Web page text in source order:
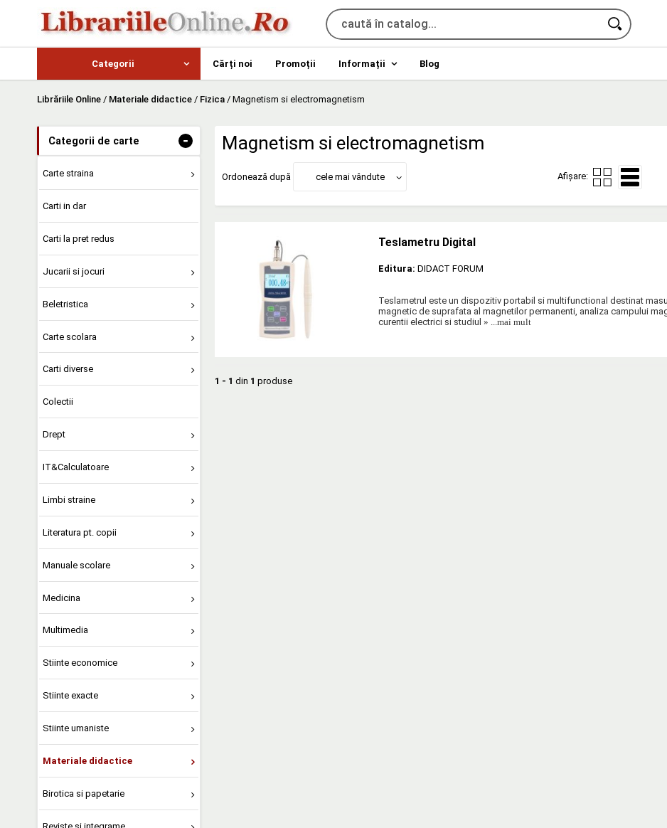
Categorii Cărți noi Promoții Informații Blog
Librăriile Online / Materiale didactice / Fizica / Magnetism si electromagnetism
Categorii de carte -
Carte straina
Carti in dar
Carti la pret redus
Jucarii si jocuri
Beletristica
Carte scolara
Carti diverse
Colectii
Drept
IT&Calculatoare
Limbi straine
Literatura pt. copii
Manuale scolare
Medicina
Multimedia
Stiinte economice
Stiinte exacte
Stiinte umaniste
Materiale didactice
Birotica si papetarie
Magnetism si electromagnetism
Ordonează după cele mai vândute Afișare:
Teslametru Digital
Editura: DIDACT FORUM
Teslametrul este un dispozitiv portabil si multifunctional destinat
magnetic de suprafata al magnetilor permanenti, analiza campului
curentii electrici si studiul » ...mai mult
1 - 1 din 1 produse